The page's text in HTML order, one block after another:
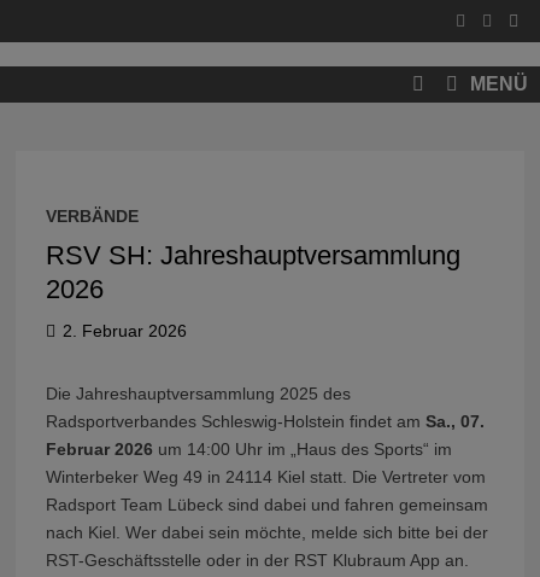
MENÜ
VERBÄNDE
RSV SH: Jahreshauptversammlung
2026
2. Februar 2026
Die Jahreshauptversammlung 2025 des
Radsportverbandes Schleswig-Holstein findet am Sa., 07.
Februar 2026 um 14:00 Uhr im „Haus des Sports“ im
Winterbeker Weg 49 in 24114 Kiel statt. Die Vertreter vom
Radsport Team Lübeck sind dabei und fahren gemeinsam
nach Kiel. Wer dabei sein möchte, melde sich bitte bei der
RST-Geschäftsstelle oder in der RST Klubraum App an.